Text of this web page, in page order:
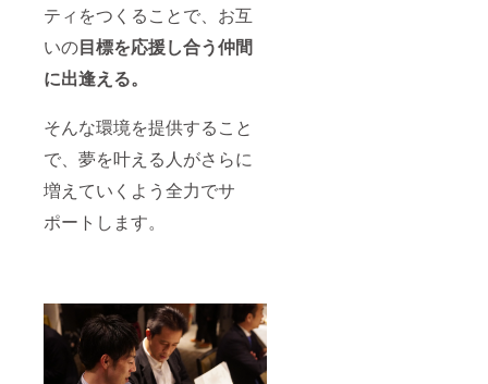
ティをつくることで、お互
いの目標を応援し合う仲間
に出逢える。
そんな環境を提供すること
で、夢を叶える人がさらに
増えていくよう全力でサ
ポートします。